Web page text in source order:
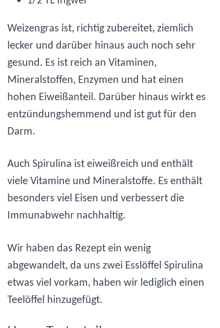
Weizengras ist, richtig zubereitet, ziemlich
lecker und darüber hinaus auch noch sehr
gesund. Es ist reich an Vitaminen,
Mineralstoffen, Enzymen und hat einen
hohen Eiweißanteil. Darüber hinaus wirkt es
entzündungshemmend und ist gut für den
Darm.
Auch Spirulina ist eiweißreich und enthält
viele Vitamine und Mineralstoffe. Es enthält
besonders viel Eisen und verbessert die
Immunabwehr nachhaltig.
Wir haben das Rezept ein wenig
abgewandelt, da uns zwei Esslöffel Spirulina
etwas viel vorkam, haben wir lediglich einen
Teelöffel hinzugefügt.